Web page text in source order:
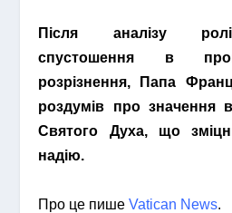
Після аналізу
спустошення в
розрізнення, Папа
роздумів про значення
Святого Духа, що
надію.
Про це пишеVatican News.